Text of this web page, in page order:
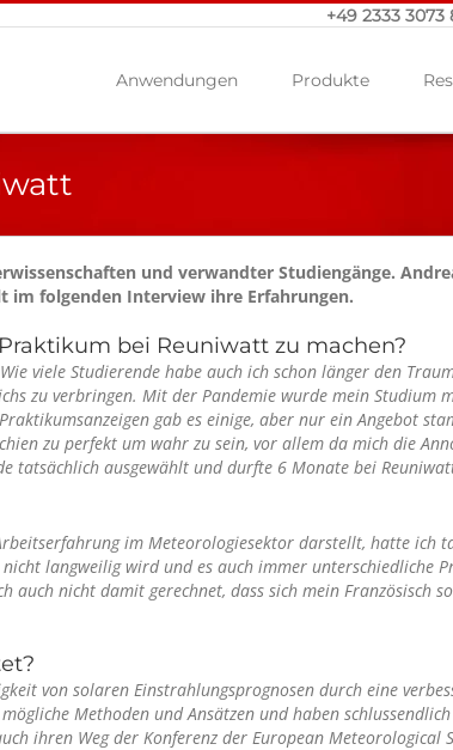
+49 2333 3073
Anwendungen Produkte
und verwandter Studiengänge.
im folgenden Interview ihre Erfahrungen.
bei Reuniwatt zu machen?
viele Studierende habe auch ich schon länger den
zu verbringen. Mit der Pandemie wurde mein Studium
gab es einige, aber nur ein Angebot
zu perfekt um wahr zu sein, vor allem da mich die
tatsächlich ausgewählt und durfte 6 Monate bei
im Meteorologiesektor darstellt, hatte ich
langweilig wird und es auch immer unterschiedliche
nicht damit gerechnet, dass sich mein Französisch
von solaren Einstrahlungsprognosen durch eine
Methoden und Ansätzen und haben
ihren Weg der Konferenz der European Meteorological